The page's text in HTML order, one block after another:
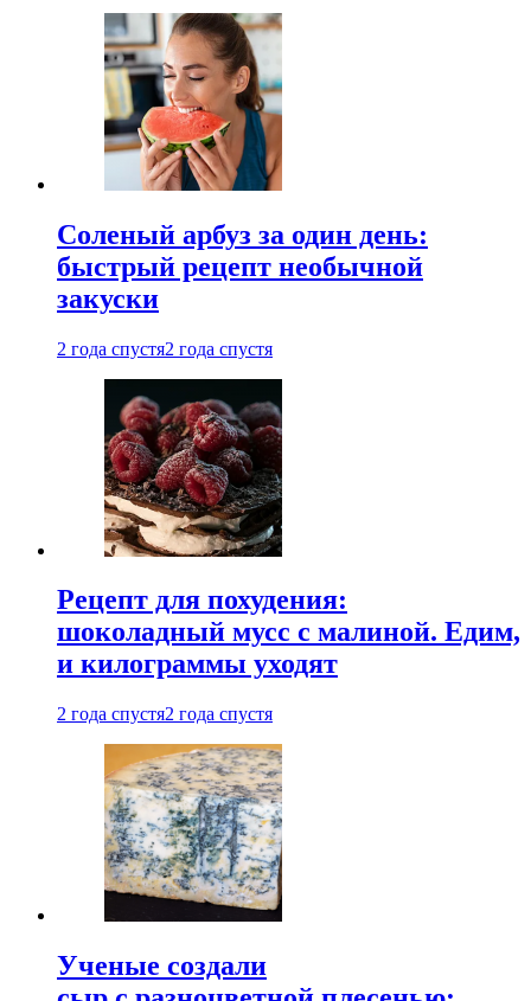
Соленый арбуз за один день:
быстрый рецепт необычной
закуски
2 года спустя2 года спустя
Рецепт для похудения:
шоколадный мусс с малиной. Едим,
и килограммы уходят
2 года спустя2 года спустя
Ученые создали